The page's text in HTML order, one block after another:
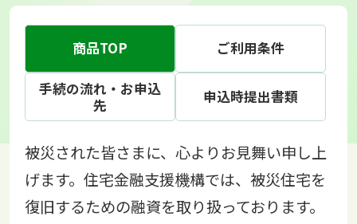
商品TOP ご利用条件
手続の流れ・お申込
先
申込時提出書類
被災された皆さまに、心よりお見舞い申し上
げます。住宅金融支援機構では、被災住宅を
復旧するための融資を取り扱っております。